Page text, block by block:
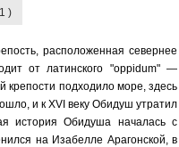
)
расположенная севернее
от латинского "oppidum" —
крепости подходило море, здесь
и к XVI веку Обидуш утратил
история Обидуша началась с
на Изабелле Арагонской, в